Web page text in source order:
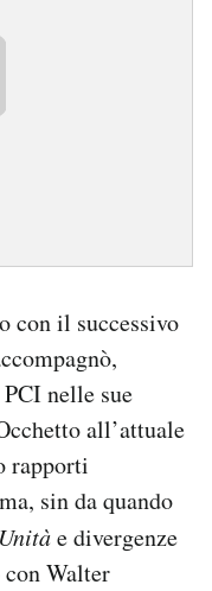
con il successivo
nelle sue
all’attuale
rapporti
sin da quando
Unitàe divergenze
Walter